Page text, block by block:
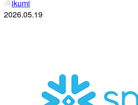
ikumi
2026.05.19